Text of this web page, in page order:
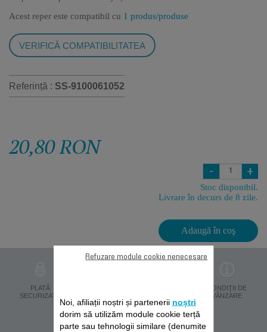
Acest reper este compatibil cu 1 produs/produse
VERIFICĂ COMPATIBILITATEA
Referință : SS-9100061052
20,80 RON
- +
Stoc disponibil.
Livrare în decurs de 8 zile.
Adaugă în coş
PLATĂ
SECURIZATĂ
PERSONALE
CONDIŢII DE
VÂNZARE
Noi, afiliații noștri și partenerii noștri
dorim să utilizăm module cookie terță
parte sau tehnologii similare (denumite
Refuzare module cookie nenecesare